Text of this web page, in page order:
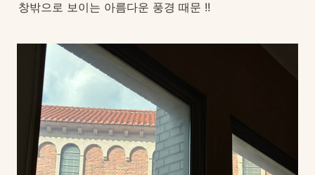
창밖으로 보이는 아름다운 풍경 때문 !!